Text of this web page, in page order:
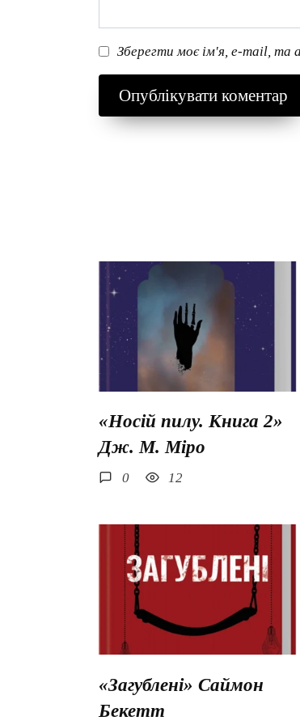
Зберегти моє ім'я, e-mail, та
«Носій пилу. Книга 2»
Дж. М. Міро
0 12
«Загублені» Саймон
Бекетт